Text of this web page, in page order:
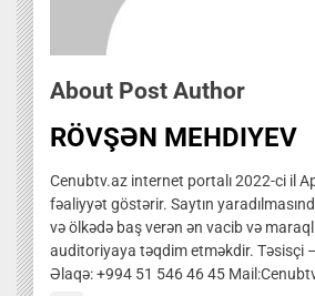
About Post Author
RÖVŞƏN MEHDIYEV
Cenubtv.az internet portalı 2022-ci il
fəaliyyət göstərir. Saytın
və ölkədə baş verən ən vacib və
auditoriyaya təqdim etməkdir. Təsisçi
Əlaqə: +994 51 546 46 45